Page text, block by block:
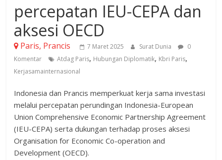
percepatan IEU-CEPA dan
aksesi OECD
Paris, Prancis 7 Maret 2025 Surat Dunia
0
Komentar
Atdag Paris, Hubungan Diplomatik, Kbri Paris,
Kerjasamainternasional
Indonesia dan Prancis memperkuat kerja sama investasi
melalui percepatan perundingan Indonesia-European
Union Comprehensive Economic Partnership Agreement
(IEU-CEPA) serta dukungan terhadap proses aksesi
Organisation for Economic Co-operation and
Development (OECD).